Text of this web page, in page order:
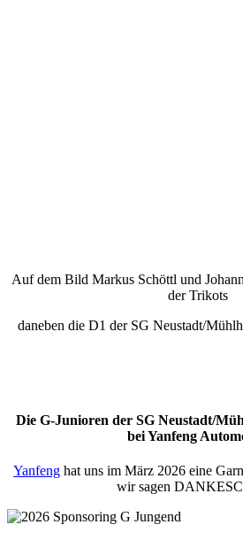
Auf dem Bild Markus Schöttl und
der Trikots
daneben die D1 der SG Neustadt/
Die G-Junioren der SG Neustadt/
bei Yanfeng
Yanfeng hat uns im März 2026 eine
wir sagen